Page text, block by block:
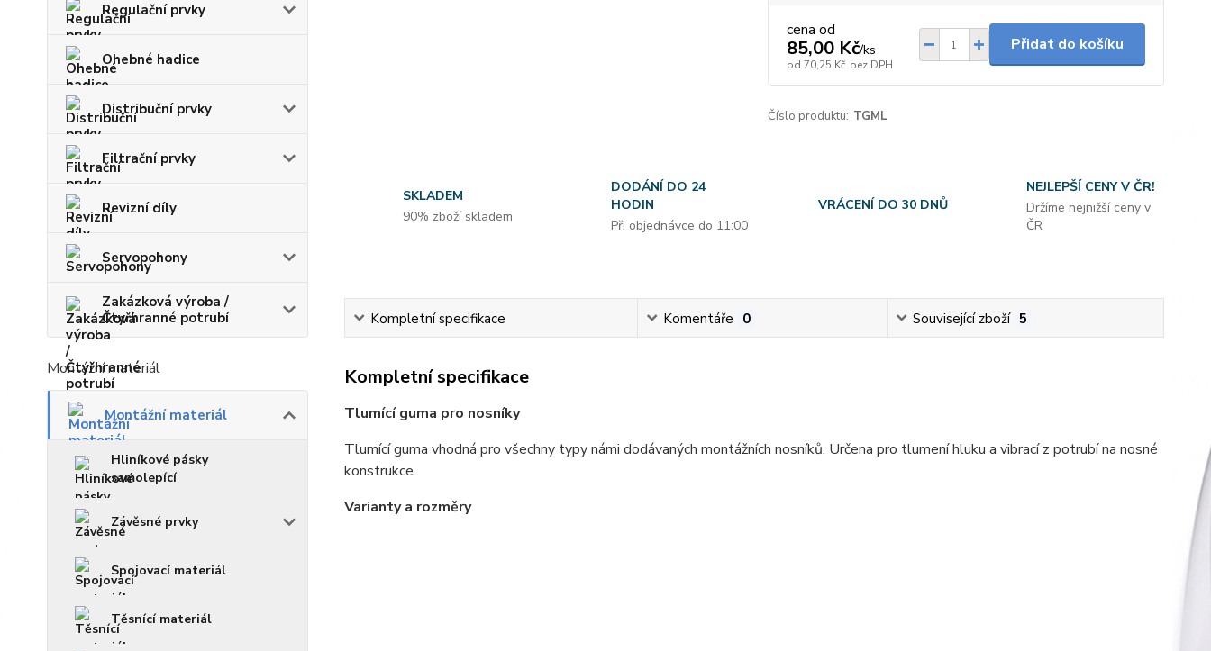
Regulační prvky
Ohebné hadice
Distribuční prvky
Filtrační prvky
Revizní díly
Servopohony
Zakázková výroba /
Čtyřhranné potrubí
Montážní materiál
Montážní materiál
Hliníkové pásky
samolepící
Závěsné prvky
Spojovací materiál
Těsnící materiál
cena od
85,00 Kč/ks
od 70,25 Kč bez DPH
Přidat do košíku
Číslo produktu: TGML
SKLADEM
90% zboží skladem
DODÁNÍ DO 24
HODIN
Při objednávce do 11:00
VRÁCENÍ DO 30 DNŮ
NEJLEPŠÍ CENY V ČR!
Držíme nejnižší ceny v
ČR
Kompletní specifikace Komentáře 0 Související zboží 5
Kompletní specifikace
Tlumící guma pro nosníky
Tlumící guma vhodná pro všechny typy námi dodávaných montážních nosníků. Určena pro tlumení hluku a vibrací z potrubí na nosné
konstrukce.
Varianty a rozměry